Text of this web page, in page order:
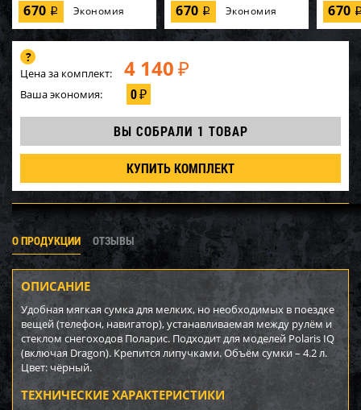
670 i Экономия 670 i Экономия 670
Цена за комплект: 4 140 ₽
Ваша экономия: 0₽
ВЫ СОБРАЛИ 1 ТОВАР
КУПИТЬ КОМПЛЕКТ
О ПРОДУКЦИИ ОТЗЫВЫ
ОПИСАНИЕ
Удобная мягкая сумка для мелких, но необходимых в поездке
вещей (телефон, навигатор), устанавливаемая между рулём и
стеклом снегоходов Поларис. Подходит для моделей Polaris IQ
(включая Dragon). Крепится липучками. Объём сумки – 4.2 л.
Цвет: чёрный.
ТЕХНИЧЕСКИЕ ХАРАКТЕРИСТИКИ